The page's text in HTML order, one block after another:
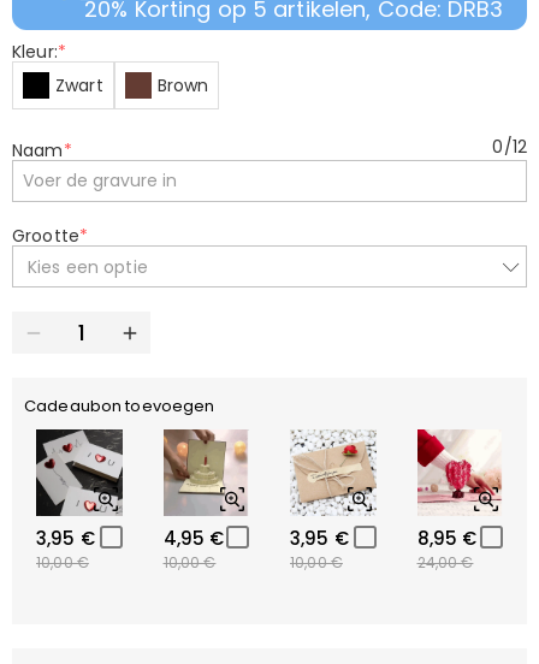
20% Korting op 5 artikelen, Code: DRB3
Kleur:*
Zwart
Brown
Naam* 0/12
Grootte*
Kies een optie
Cadeaubon toevoegen
3,95 €
10,00 €
4,95 €
10,00 €
3,95 €
10,00 €
8,95 €
24,00 €